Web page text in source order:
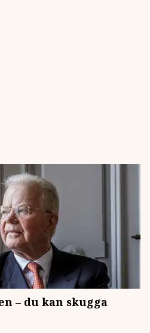
– du kan skugga